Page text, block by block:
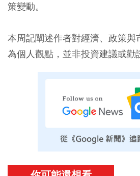
策變動。
本周記闡述作者對經濟、政策與
為個人觀點，並非投資建議或勸